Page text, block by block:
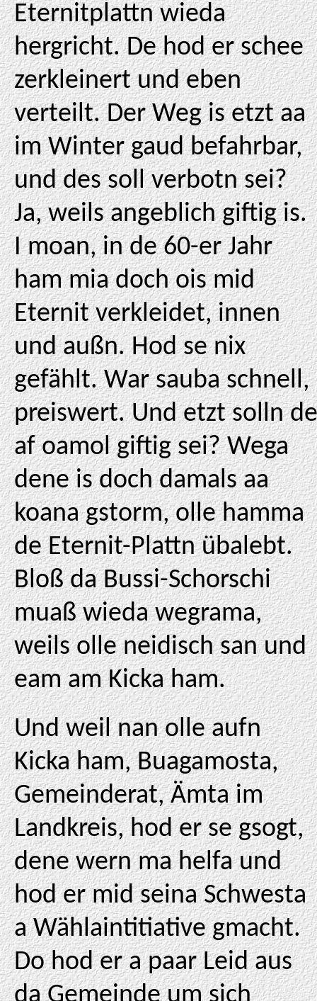
Eternitplattn wieda
hergricht. De hod er schee
zerkleinert und eben
verteilt. Der Weg is etzt aa
im Winter gaud befahrbar,
und des soll verbotn sei?
Ja, weils angeblich giftig is.
I moan, in de 60-er Jahr
ham mia doch ois mid
Eternit verkleidet, innen
und außn. Hod se nix
gefählt. War sauba schnell,
preiswert. Und etzt solln de
af oamol giftig sei? Wega
dene is doch damals aa
koana gstorm, olle hamma
de Eternit-Plattn übalebt.
Bloß da Bussi-Schorschi
muaß wieda wegrama,
weils olle neidisch san und
eam am Kicka ham.
Und weil nan olle aufn
Kicka ham, Buagamosta,
Gemeinderat, Ämta im
Landkreis, hod er se gsogt,
dene wern ma helfa und
hod er mid seina Schwesta
a Wählaintitiative gmacht.
Do hod er a paar Leid aus